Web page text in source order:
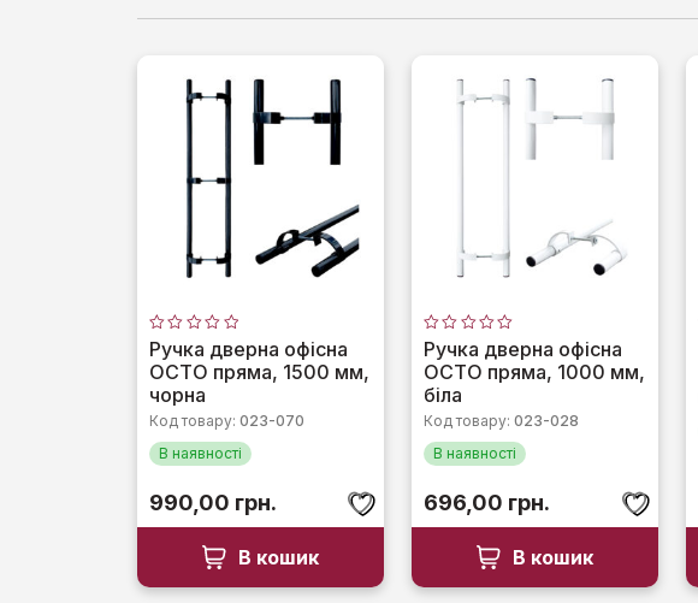
Оцінено
в
0
5
Ручка дверна офісна
OCTO пряма, 1500 мм,
чорна
Код товару: 023-070
В наявності
990,00 грн.
В кошик
Оцінено
в
0
з
5
Ручка дверна офісна
OCTO пряма, 1000 мм,
біла
Код товару: 023-028
В наявності
696,00 грн.
В кошик